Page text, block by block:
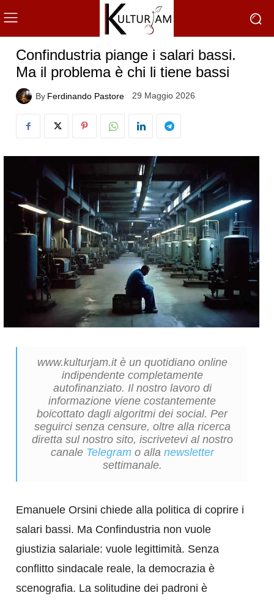
Confindustria piange i salari bassi.
Ma il problema è chi li tiene bassi
By Ferdinando Pastore 29 Maggio 2026
www.kulturjam.it è un quotidiano online
indipendente completamente
autofinanziato. Il nostro lavoro di
informazione viene costantemente
boicottato dagli algoritmi dei social. Per
seguirci senza censure, oltre alla ricerca
diretta sul nostro sito, iscrivetevi al nostro
canale Telegram o alla newsletter
settimanale.
Emanuele Orsini chiede alla politica di coprire i
salari bassi. Ma Confindustria non vuole
giustizia salariale: vuole legittimità. Senza
conflitto sindacale reale, la democrazia è
scenografia. La solitudine dei padroni è